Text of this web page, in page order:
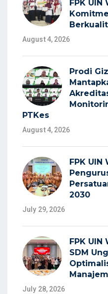
FPK
August 4, 2026
Prodi
PTKes
August 4, 2026
FPK
2030
July 29, 2026
FPK
SDM
July 28, 2026